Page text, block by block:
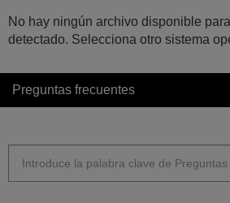
No hay ningún archivo disponible
detectado. Selecciona otro sistema
Preguntas frecuentes